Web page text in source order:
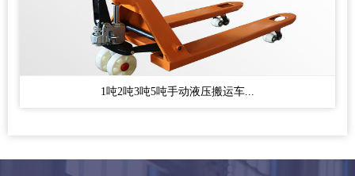
1吨2吨3吨5吨手动液压搬运车...